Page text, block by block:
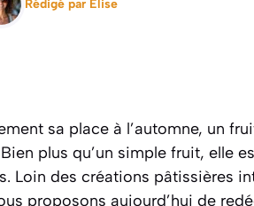
Rédigé par Elise
sa place à l’automne, un
plus qu’un simple fruit, elle
Loin des créations pâtissières
proposons aujourd’hui de